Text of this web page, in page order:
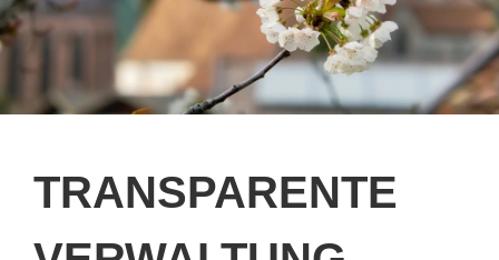
TRANSPARENTE